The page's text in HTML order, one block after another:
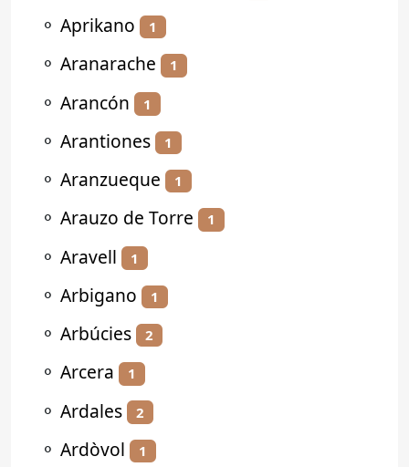
⚬ Aprikano 1
⚬ Aranarache 1
⚬ Arancón 1
⚬ Arantiones 1
⚬ Aranzueque 1
⚬ Arauzo de Torre 1
⚬ Aravell 1
⚬ Arbigano 1
⚬ Arbúcies 2
⚬ Arcera 1
⚬ Ardales 2
⚬ Ardòvol 1